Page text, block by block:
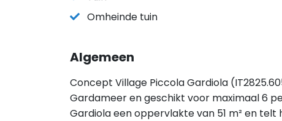
Omheinde tuin
Algemeen
Concept Village Piccola Gardiola
Gardameer en geschikt voor maximaal 6
Gardiola een oppervlakte van 51 m² en